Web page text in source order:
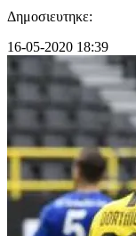
Δημοσιευτηκε:
16-05-2020 18:39